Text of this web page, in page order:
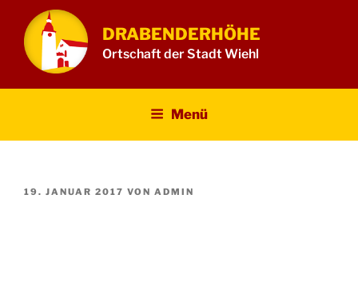
Inhalt
springen
DRABENDERHÖHE
Ortschaft der Stadt Wiehl
Menü
VERÖFFENTLICHT
19. JANUAR 2017 VON ADMIN